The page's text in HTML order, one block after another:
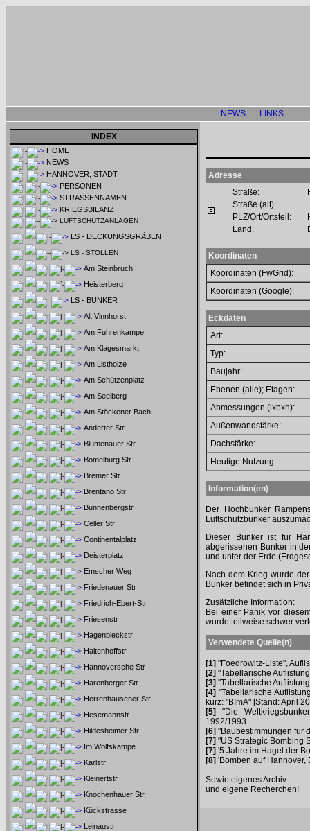
NEWS LINKS
INDEX
HOME
NEWS
HANNOVER, STADT
PERSONEN
STRASSENNAMEN
KRIEGSBILANZ
LUFTSCHUTZANLAGEN
LS - DECKUNGSGRÄBEN
LS - STOLLEN
Am Steinbruch
Heisterberg
LS - BUNKER
Alt Vinnhorst
Am Fuhrenkampe
Am Klagesmarkt
Am Listholze
Am Schützenplatz
Am Seelberg
Am Stöckener Bach
Anderter Str
Blumenauer Str
Bömelburg Str
Bremer Str
Brentano Str
Bunnenbergstr
Celler Str
Continentalplatz
Deisterplatz
Emscher Weg
Friedenauer Str
Friedrich-Ebert-Str
Friesenstr
Hagenbleckstr
Haltenhoffstr
Hannoversche Str
Harenberger Str
Herrenhausener Str
Hesemannstr
Hildesheimer Str
Im Wolfskampe
Karlstr
Kleinertstr
Knochenhauer Str
Kückstrasse
Leinaustr
Adresse
Straße:
Straße (alt):
PLZ/Ort/Ortsteil:
Land:
Koordinaten
Koordinaten (FwGrid):
Koordinaten (Google):
Eckdaten
Art:
Typ:
Baujahr:
Ebenen (alle); Etagen:
Abmessungen (lxbxh):
Außenwandstärke:
Dachstärke:
Heutige Nutzung:
Information(en)
Der Hochbunker
Luftschutzbunker
Dieser Bunker ist für
abgerissenen Bunker in
und unter der Erde
Nach dem Krieg wurde
Bunker befindet sich in
Zusätzliche Information:
Bei einer Panik vor
wurde teilweise schwer
Verwendete Quelle(n)
[1] "Foedrowitz-Liste",
[2] "Tabellarische
[3] "Tabellarische
[4] "Tabellarische
kurz: "BImA" [Stand: April
[5]
"Die
1992/1993
[6] "Baubestimmungen für
[7] "US Strategic Bombing
[7] '5 Jahre im Hagel der
[8] 'Bomben auf Hannover,
Sowie eigenes Archiv.
und eigene Recherchen!